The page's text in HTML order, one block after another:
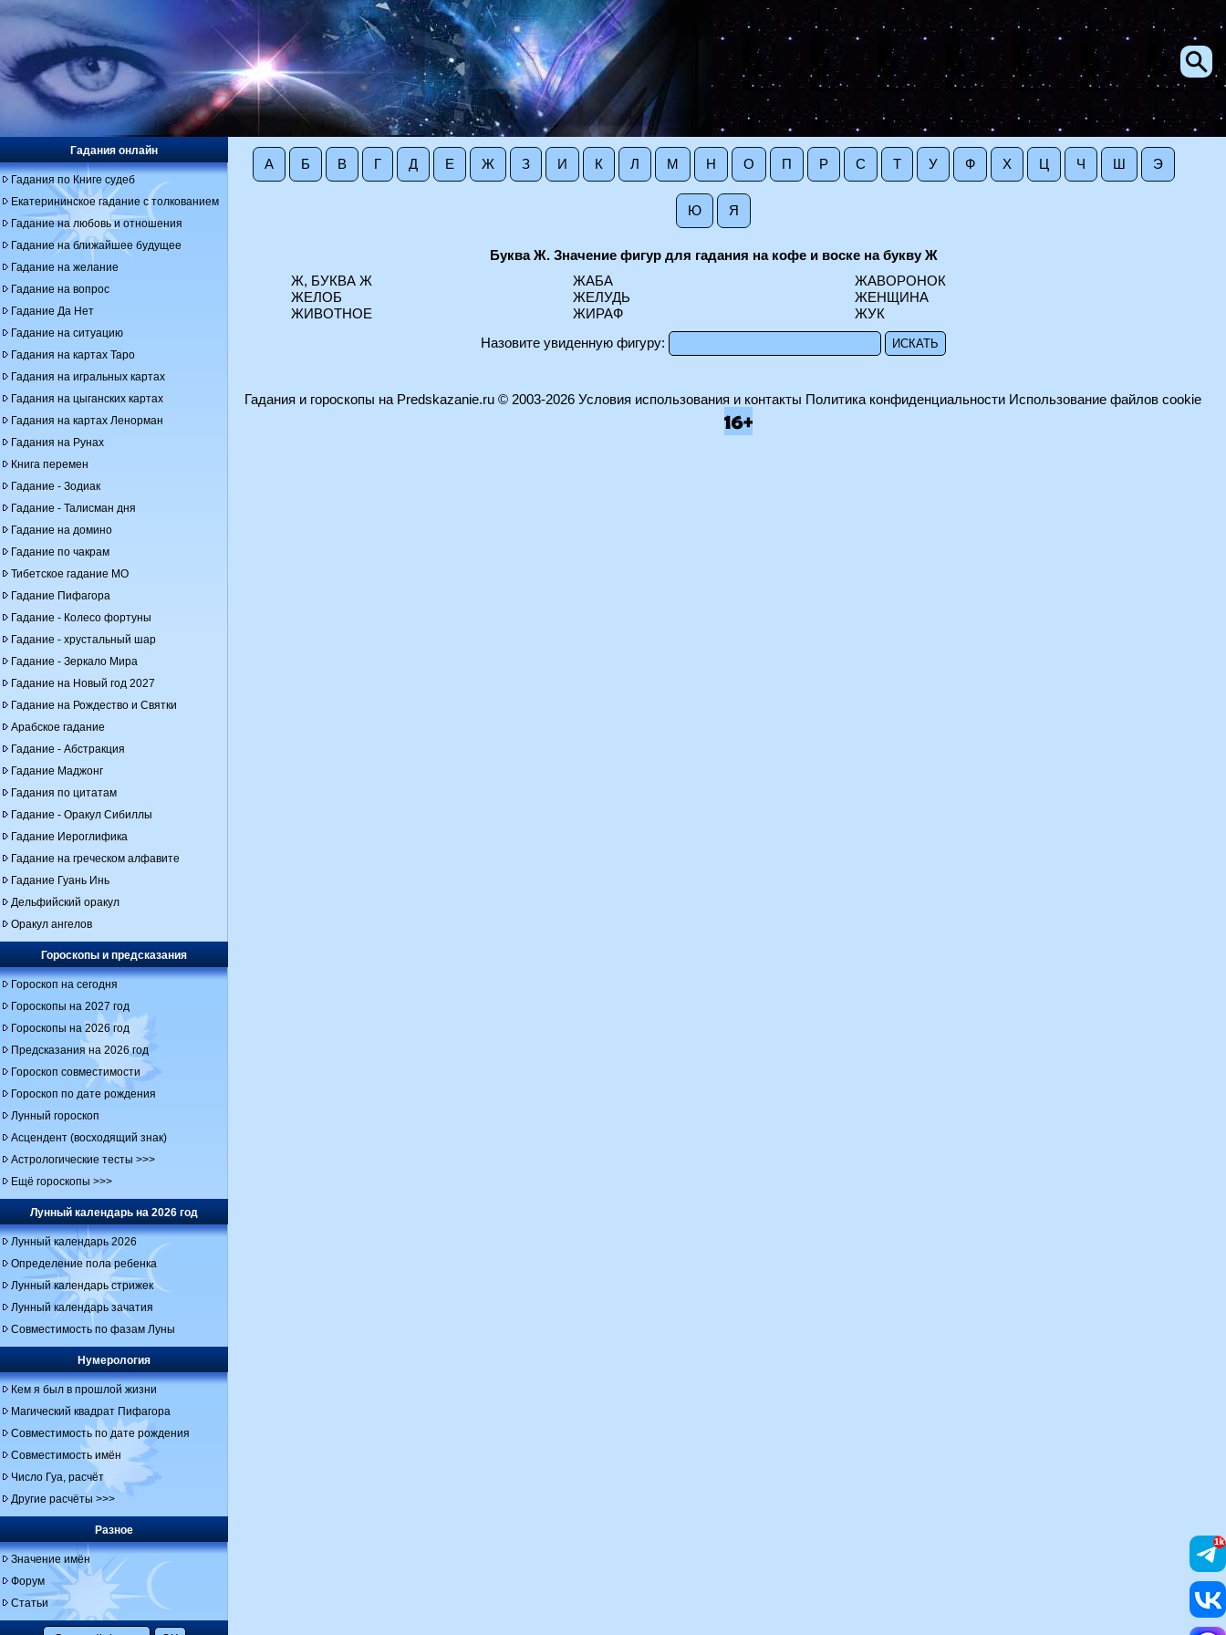
А Б В Г Д Е Ж З И К Л М Н О П Р С Т У Ф Х Ц Ч Ш Э
Ю Я
Буква Ж. Значение фигур для гадания на кофе и воске на букву Ж
Ж, БУКВА Ж
ЖАБА
ЖАВОРОНОК
ЖЕЛОБ
ЖЕЛУДЬ
ЖЕНЩИНА
ЖИВОТНОЕ
ЖИРАФ
ЖУК
Назовите увиденную фигуру:
Гадания онлайн
Гадания по Книге судеб
Екатерининское гадание с толкованием
Гадание на любовь и отношения
Гадание на ближайшее будущее
Гадание на желание
Гадание на вопрос
Гадание Да Нет
Гадание на ситуацию
Гадания на картах Таро
Гадания на игральных картах
Гадания на цыганских картах
Гадания на картах Ленорман
Гадания на Рунах
Книга перемен
Гадание - Зодиак
Гадание - Талисман дня
Гадание на домино
Гадание по чакрам
Тибетское гадание МО
Гадание Пифагора
Гадание - Колесо фортуны
Гадание - хрустальный шар
Гадание - Зеркало Мира
Гадание на Новый год 2027
Гадание на Рождество и Святки
Арабское гадание
Гадание - Абстракция
Гадание Маджонг
Гадания по цитатам
Гадание - Оракул Сибиллы
Гадание Иероглифика
Гадание на греческом алфавите
Гадание Гуань Инь
Дельфийский оракул
Оракул ангелов
Гороскопы и предсказания
Гороскоп на сегодня
Гороскопы на 2027 год
Гороскопы на 2026 год
Предсказания на 2026 год
Гороскоп совместимости
Гороскоп по дате рождения
Лунный гороскоп
Асцендент (восходящий знак)
Астрологические тесты >>>
Ещё гороскопы >>>
Лунный календарь на 2026 год
Лунный календарь 2026
Определение пола ребенка
Лунный календарь стрижек
Лунный календарь зачатия
Совместимость по фазам Луны
Нумерология
Кем я был в прошлой жизни
Магический квадрат Пифагора
Совместимость по дате рождения
Совместимость имён
Число Гуа, расчёт
Другие расчёты >>>
Разное
Значение имён
Форум
Статьи
Гадания и гороскопы на Predskazanie.ru© 2003-2026 Условия использования и контакты Политика конфиденциальности Использование файлов cookie